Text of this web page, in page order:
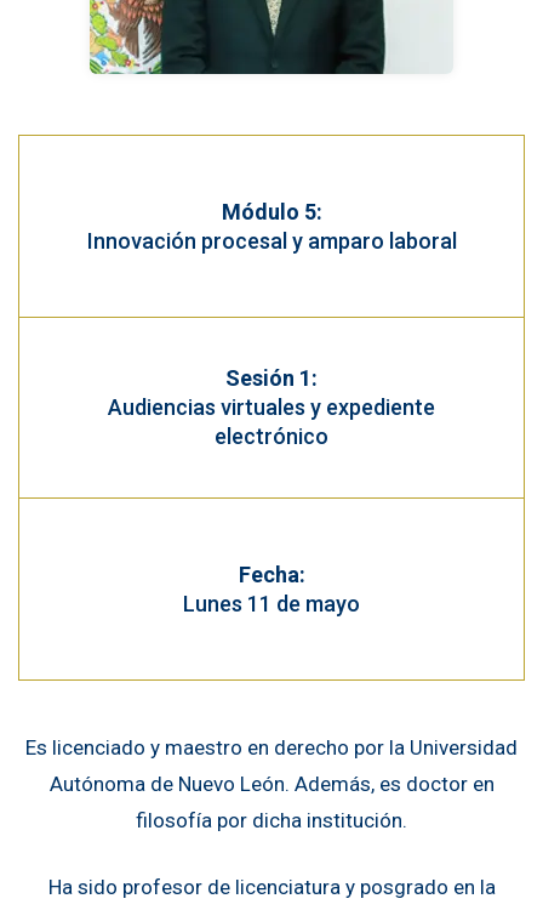
Módulo 5:
Innovación procesal y amparo laboral
Sesión 1:
Audiencias virtuales y expediente
electrónico
Fecha:
Lunes 11 de mayo
Es licenciado y maestro en derecho por la Universidad
Autónoma de Nuevo León. Además, es doctor en
filosofía por dicha institución.
Ha sido profesor de licenciatura y posgrado en la